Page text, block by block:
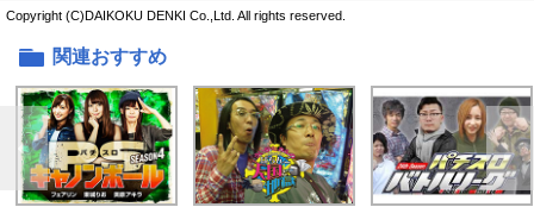
Copyright (C)DAIKOKU DENKI Co.,Ltd. All rights reserved.
関連おすすめ